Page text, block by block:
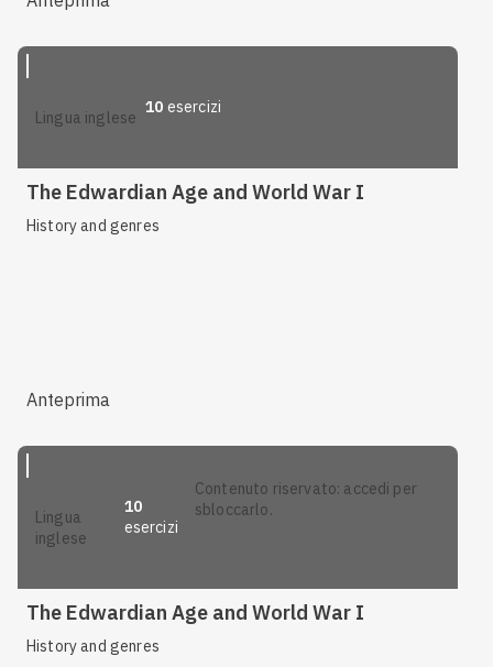
lingua inglese
10 esercizi
The Edwardian Age and World War I
History and genres
Anteprima
lingua
inglese
10
esercizi
contenuto riservato: accedi per
sbloccarlo.
The Edwardian Age and World War I
History and genres